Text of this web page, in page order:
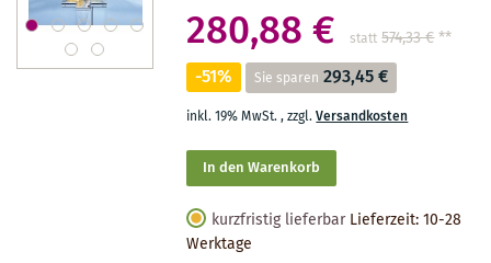
280,88 € statt 574,33 €**
-51% Sie sparen 293,45 €
inkl. 19% MwSt.,zzgl.Versandkosten
In den Warenkorb
kurzfristig lieferbar Lieferzeit: 10-28
Werktage